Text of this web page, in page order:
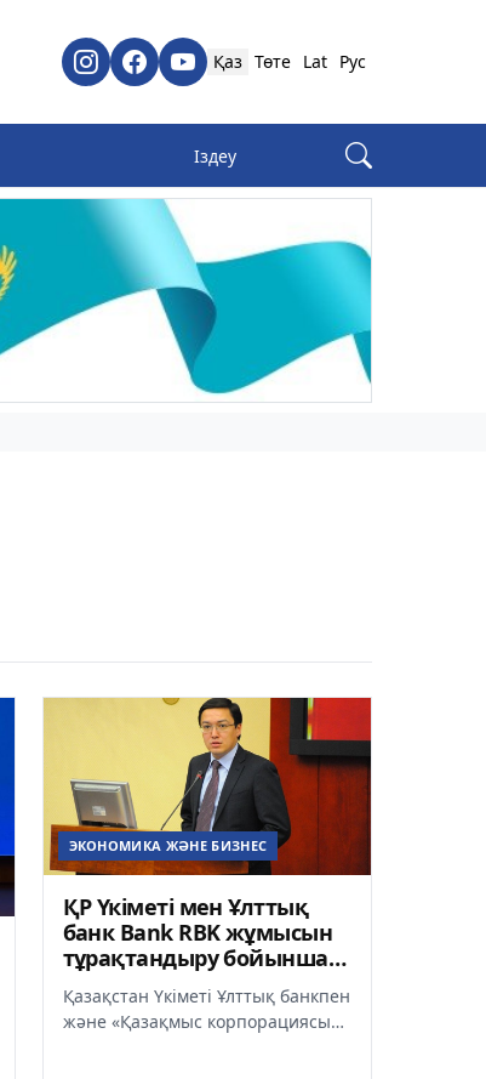
Қаз Төте Lat Рус
ЭКОНОМИКА ЖӘНЕ БИЗНЕС
ҚР Үкіметі мен Ұлттық
банк Bank RBK жұмысын
тұрақтандыру бойынша
қажетті шараларды
қабылдады
Қазақстан Үкіметі Ұлттық банкпен
және «Қазақмыс корпорациясы»